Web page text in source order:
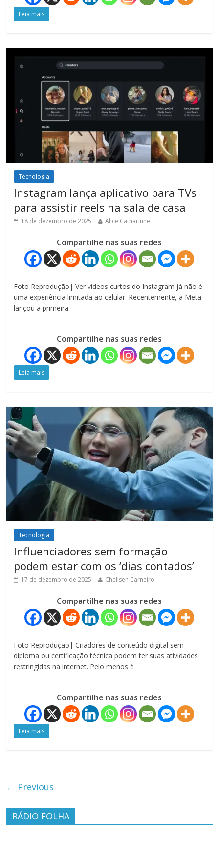
Leia mais
Tecnologia
Instagram lança aplicativo para TVs
para assistir reels na sala de casa
18 de dezembro de 2025 Alice Catharinne
Compartilhe nas suas redes
Foto Reprodução| Ver vídeos curtos do Instagram já não é
uma experiência limitada ao celular. Recentemente, a Meta
lançou a primeira
Compartilhe nas suas redes
Leia mais
Tecnologia
Influenciadores sem formação
podem estar com os ‘dias contados’
17 de dezembro de 2025 Chellsen Carneiro
Compartilhe nas suas redes
Foto Reprodução| Criadores de conteúdo digital sem
diploma ou certificação técnica podem ter suas atividades
restringidas na internet. Pelo menos é
Compartilhe nas suas redes
Leia mais
← Previous
RÁDIO FOLHA